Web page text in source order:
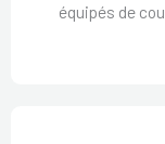
équipés de